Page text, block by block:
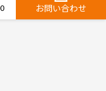
お問い合わせ